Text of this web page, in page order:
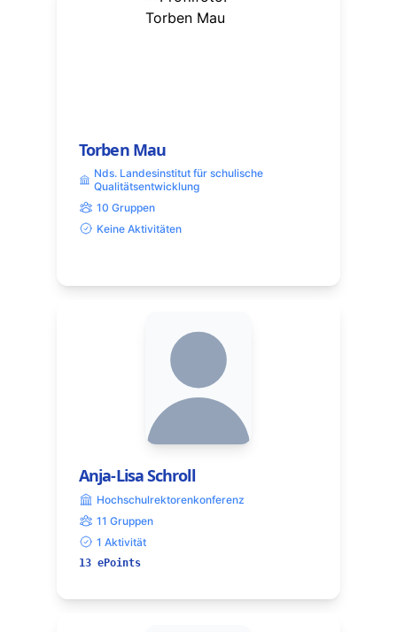
Torben Mau
Nds. Landesinstitut für schulische
Qualitätsentwicklung
10 Gruppen
Keine Aktivitäten
Anja-Lisa Schroll
Hochschulrektorenkonferenz
11 Gruppen
1 Aktivität
13 ePoints